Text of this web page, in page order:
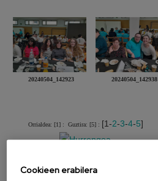
20240504_142923 20240504_142938
Orrialdea: [1] : Guztira: [5] : [1-2-3-4-5]
Cookieen erabilera